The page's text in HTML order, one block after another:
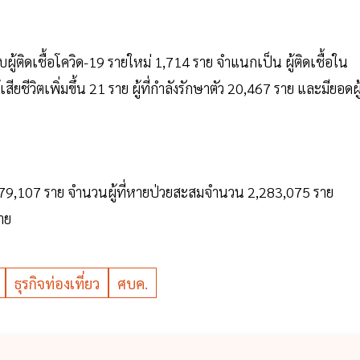
ติดเชื้อโควิด-19 รายใหม่ 1,714 ราย จำแนกเป็น ผู้ติดเชื้อใน
สียชีวิตเพิ่มขึ้น 21 ราย ผู้ที่กำลังรักษาตัว 20,467 ราย และมียอด
ราย จำนวนผู้ที่หายป่วยสะสมจำนวน 2,283,075 ราย
ธุรกิจท่องเที่ยว ศบค.